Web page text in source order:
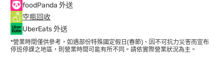
foodPanda 外送
空瓶回收
UberEats 外送
*營業時間僅供參考，如遇部份特殊國定假日(春節)、因不可抗力災害而宣布
停班停課之地區，則營業時間可能有所不同。請依實際營業狀況為主。